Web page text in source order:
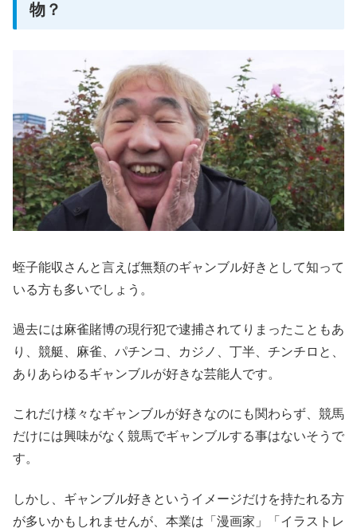
物？
蛭子能収さんと言えば無類のギャンブル好きとして知って
いる方も多いでしょう。
過去には麻雀賭博の現行犯で逮捕されてりまったこともあ
り、競艇、麻雀、パチンコ、カジノ、丁半、チンチロと、
ありあらゆるギャンブルが好きな芸能人です。
これだけ様々なギャンブルが好きなのにも関わらず、競馬
だけには興味がなく競馬でギャンブルする事はないそうで
す。
しかし、ギャンブル好きというイメージだけを持たれる方
が多いかもしれませんが、本業は「漫画家」「イラストレ